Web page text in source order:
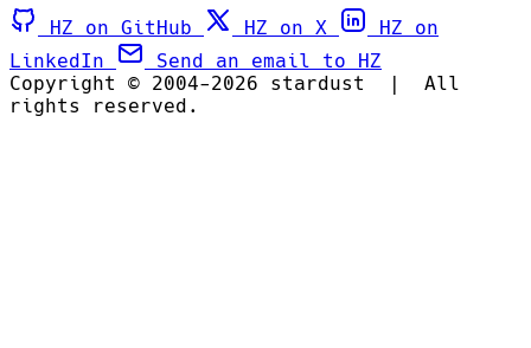
HZ on GitHub HZ on X
HZ on
LinkedIn
Send an email to HZ
Copyright © 2004-2026 stardust
|
All
rights reserved.